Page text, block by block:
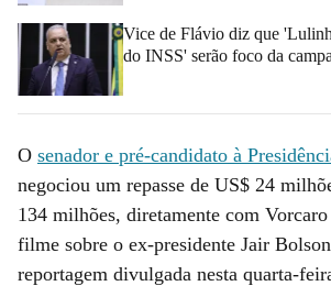
Vice de Flávio diz que
do INSS' serão foco da
O senador e pré-candidato à
negociou um repasse de US$ 24
134 milhões, diretamente com
filme sobre o ex-presidente Jair
reportagem divulgada nesta quarta-